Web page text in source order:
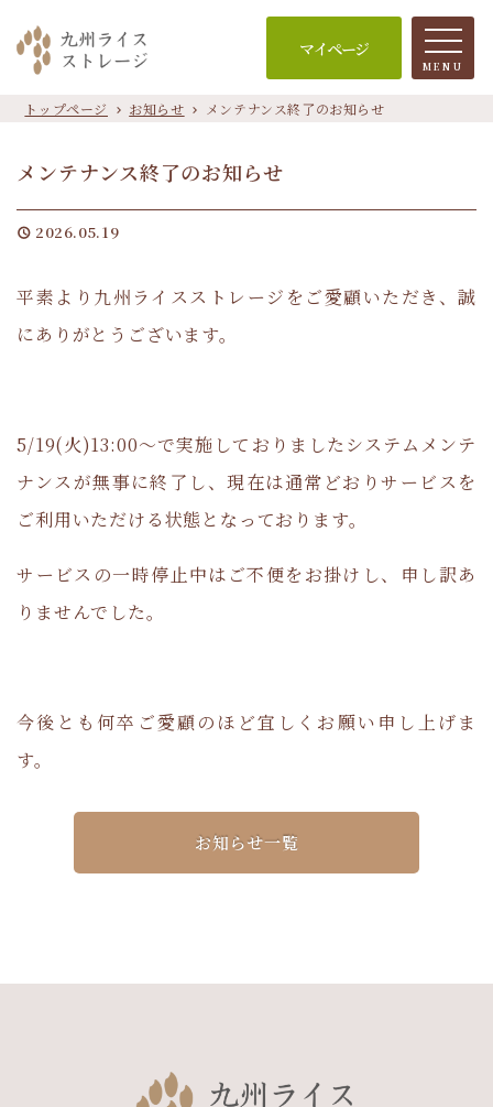
MENU
マイページ
トップページ chevron_right お知らせ chevron_right メンテナンス終了のお知らせ
メンテナンス終了のお知らせ
schedule 2026.05.19
平素より九州ライスストレージをご愛顧いただき、誠
にありがとうございます。
5/19(火)13:00～で実施しておりましたシステムメンテ
ナンスが無事に終了し、現在は通常どおりサービスを
ご利用いただける状態となっております。
サービスの一時停止中はご不便をお掛けし、申し訳あ
りませんでした。
今後とも何卒ご愛顧のほど宜しくお願い申し上げま
す。
お知らせ一覧